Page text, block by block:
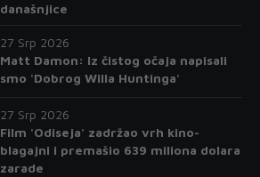
današnjice
27 Srp 2026
Matt Damon: Iz čistog očaja napisali
smo 'Dobrog Willa Huntinga'
27 Srp 2026
Film 'Odiseja' zadržao vrh kino-
blagajni i premašio 639 miliona dolara
zarade